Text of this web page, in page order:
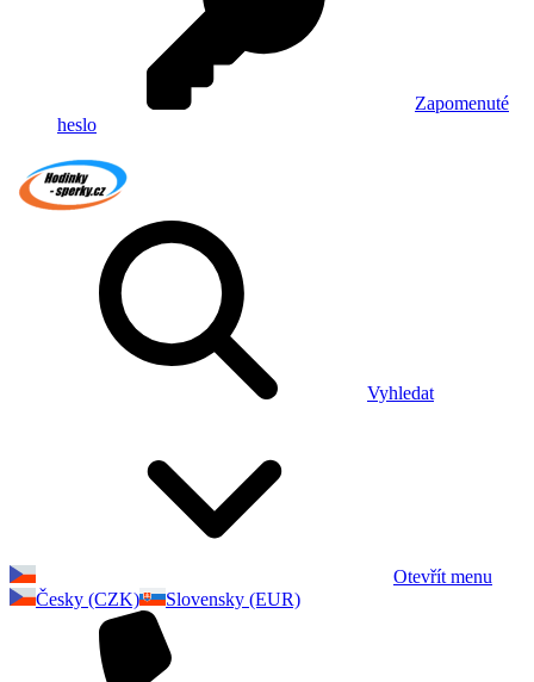
Zapomenuté
heslo
Vyhledat
Otevřít menu
Česky (CZK)
Slovensky (EUR)